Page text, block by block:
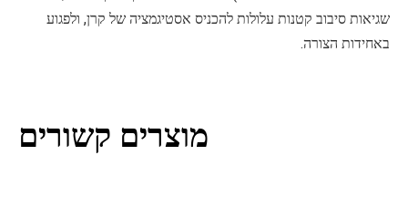
שגיאות סיבוב קטנות עלולות להכניס אסטיגמציה של קרן, ולפגוע
באחידות הצורה.
מוצרים קשורים